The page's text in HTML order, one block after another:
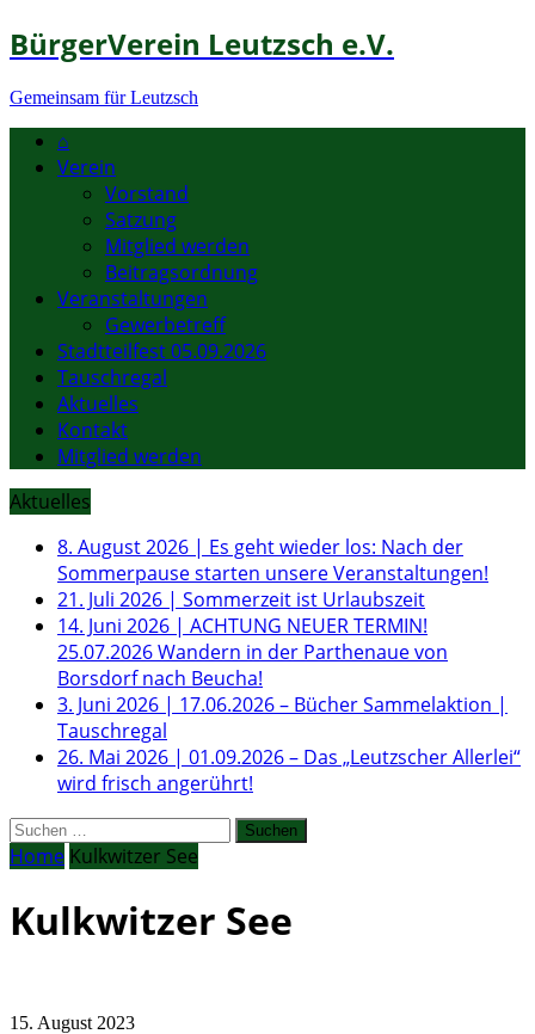
BürgerVerein Leutzsch e.V.
Gemeinsam für Leutzsch
⌂
Verein
Vorstand
Satzung
Mitglied werden
Beitragsordnung
Veranstaltungen
Gewerbetreff
Stadtteilfest 05.09.2026
Tauschregal
Aktuelles
Kontakt
Mitglied werden
Aktuelles
8. August 2026 | Es geht wieder los: Nach der
Sommerpause starten unsere Veranstaltungen!
21. Juli 2026 | Sommerzeit ist Urlaubszeit
14. Juni 2026 | ACHTUNG NEUER TERMIN!
25.07.2026 Wandern in der Parthenaue von
Borsdorf nach Beucha!
3. Juni 2026 | 17.06.2026 – Bücher Sammelaktion |
Tauschregal
26. Mai 2026 | 01.09.2026 – Das „Leutzscher Allerlei“
wird frisch angerührt!
Suchen
nach:
Home Kulkwitzer See
Kulkwitzer See
15. August 2023